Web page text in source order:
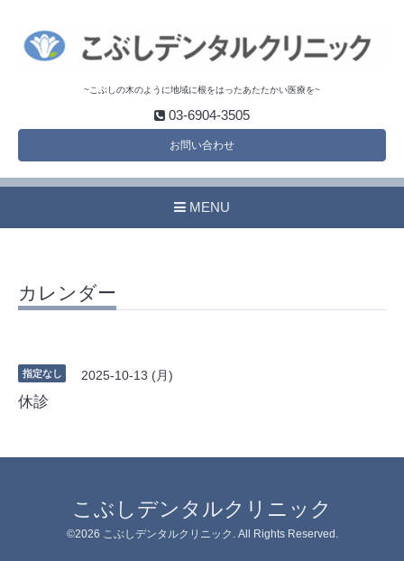
~こぶしの木のように地域に根をはったあたたかい医療を~
03-6904-3505
お問い合わせ
MENU
カレンダー
指定なし 2025-10-13 (月)
休診
こぶしデンタルクリニック
©2026 こぶしデンタルクリニック . All Rights Reserved.